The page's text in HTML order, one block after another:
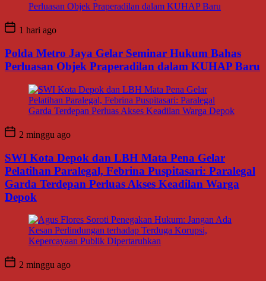
1 hari ago
Polda Metro Jaya Gelar Seminar Hukum Bahas
Perluasan Objek Praperadilan dalam KUHAP Baru
2 minggu ago
SWI Kota Depok dan LBH Mata Pena Gelar
Pelatihan Paralegal, Febrina Puspitasari: Paralegal
Garda Terdepan Perluas Akses Keadilan Warga
Depok
2 minggu ago